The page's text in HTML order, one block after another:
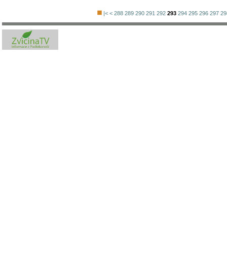
|< < 288 289 290 291 292 293 294 295 296 297